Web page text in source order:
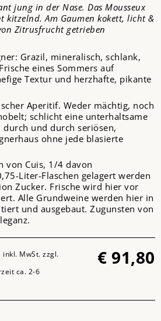
jung in der Nase. Das Mousseux
kitzelnd. Am Gaumen kokett, licht &
Zitrusfrucht getrieben
Grazil, mineralisch, schlank,
eines Sommers auf
Textur und herzhafte, pikante
Aperitif. Weder mächtig, noch
schlicht eine unterhaltsame
durch und durch seriösen,
ohne jede blasierte
von Cuis, 1/4 davon
Liter-Flaschen gelagert werden
Zucker. Frische wird hier vor
Alle Grundweine werden hier in
und ausgebaut. Zugunsten von
MwSt. zzgl.
ca. 2-6
€ 91,80